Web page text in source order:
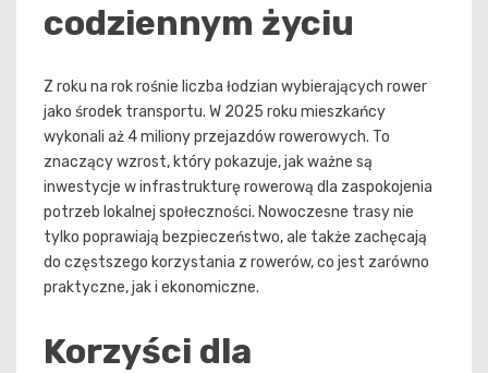
codziennym życiu
Z roku na rok rośnie liczba łodzian wybierających rower
jako środek transportu. W 2025 roku mieszkańcy
wykonali aż 4 miliony przejazdów rowerowych. To
znaczący wzrost, który pokazuje, jak ważne są
inwestycje w infrastrukturę rowerową dla zaspokojenia
potrzeb lokalnej społeczności. Nowoczesne trasy nie
tylko poprawiają bezpieczeństwo, ale także zachęcają
do częstszego korzystania z rowerów, co jest zarówno
praktyczne, jak i ekonomiczne.
Korzyści dla